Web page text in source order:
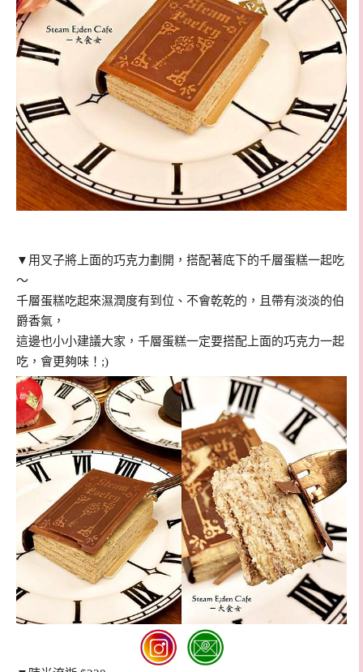
▼用叉子將上面的巧克力劃開，搭配著底下的千層蛋糕一起吃
～
千層蛋糕吃起來濕潤度有到位、不會乾乾的，且帶有淡淡的伯
爵香氣，
這邊也小小建議大家，千層蛋糕一定要搭配上面的巧克力一起
吃，會更夠味！;)